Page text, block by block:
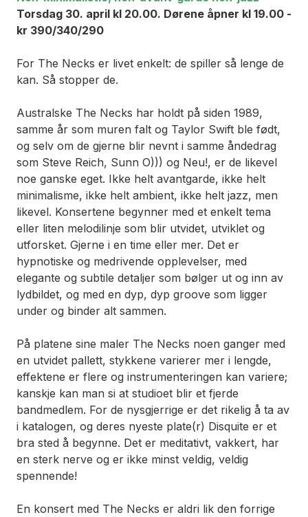
Torsdag 30. april kl 20.00. Dørene åpner kl 19.00 -
kr 390/340/290
For The Necks er livet enkelt: de spiller så lenge de
kan. Så stopper de.
Australske The Necks har holdt på siden 1989,
samme år som muren falt og Taylor Swift ble født,
og selv om de gjerne blir nevnt i samme åndedrag
som Steve Reich, Sunn O))) og Neu!, er de likevel
noe ganske eget. Ikke helt avantgarde, ikke helt
minimalisme, ikke helt ambient, ikke helt jazz, men
likevel. Konsertene begynner med et enkelt tema
eller liten melodilinje som blir utvidet, utviklet og
utforsket. Gjerne i en time eller mer. Det er
hypnotiske og medrivende opplevelser, med
elegante og subtile detaljer som bølger ut og inn av
lydbildet, og med en dyp, dyp groove som ligger
under og binder alt sammen.
På platene sine maler The Necks noen ganger med
en utvidet pallett, stykkene varierer mer i lengde,
effektene er flere og instrumenteringen kan variere;
kanskje kan man si at studioet blir et fjerde
bandmedlem. For de nysgjerrige er det rikelig å ta av
i katalogen, og deres nyeste plate(r) Disquite er et
bra sted å begynne. Det er meditativt, vakkert, har
en sterk nerve og er ikke minst veldig, veldig
spennende!
En konsert med The Necks er aldri lik den forrige